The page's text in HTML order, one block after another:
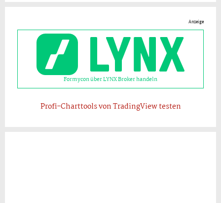
Anzeige
Formycon über LYNX Broker handeln
Profi-Charttools von TradingView testen